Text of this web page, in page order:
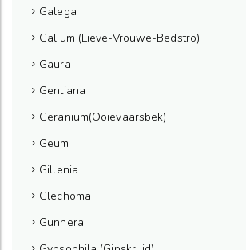
Galega
Galium (Lieve-Vrouwe-Bedstro)
Gaura
Gentiana
Geranium(Ooievaarsbek)
Geum
Gillenia
Glechoma
Gunnera